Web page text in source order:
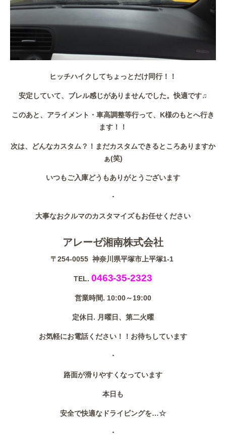
ヒッチハイクしてちょっとだけ同行！！
安定していて、ブレル感じがありませんでした。快適です♫
このあと、アライメント・車高調整等行って、K様のもとへ行き
ます！！
次は、どんなカスタム？！まだカスタムできるところありますか
ぁ(笑)
いつもご入庫どうもありがとうございます
・
大事なおクルマのカスタマイズもお任せください
アレーゼ湘南株式会社
〒254-0055 神奈川県平塚市上平塚1-1
TEL. 0463-35-2323
営業時間. 10:00～19:00
定休日. 月曜日、第二火曜
お気軽にお電話ください！！お待ちしています
・
路面が滑りやすくなっています
本日も
安全で快適なドライビングを…☆
・